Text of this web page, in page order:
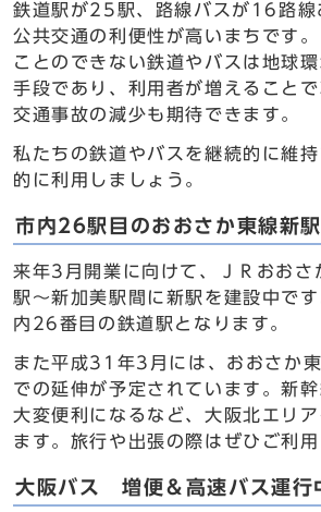
鉄道駅が25駅、路線バスが16路線
公共交通の利便性が高いまちです
ことのできない鉄道やバスは地球
手段であり、利用者が増えること
交通事故の減少も期待できます。
私たちの鉄道やバスを継続的に維
的に利用しましょう。
市内26駅目のおおさか東線新駅
来年3月開業に向けて、ＪＲおおさ
駅～新加美駅間に新駅を建設中で
内26番目の鉄道駅となります。
また平成31年3月には、おおさか
での延伸が予定されています。新
大変便利になるなど、大阪北エリ
ます。旅行や出張の際はぜひご利用
大阪バス 増便＆高速バス運行